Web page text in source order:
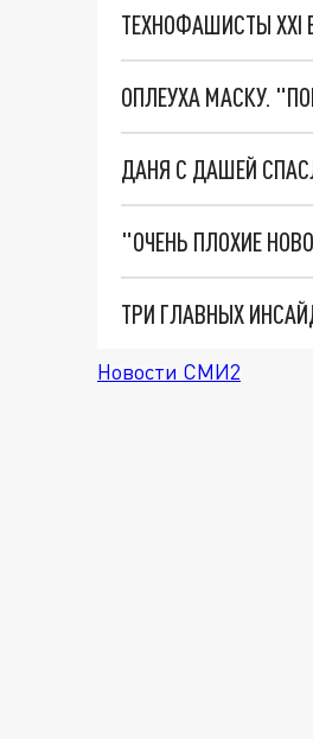
ТЕХНОФАШИСТЫ XXI
ОПЛЕУХА МАСКУ.
ДАНЯ С ДАШЕЙ
Новости СМИ2